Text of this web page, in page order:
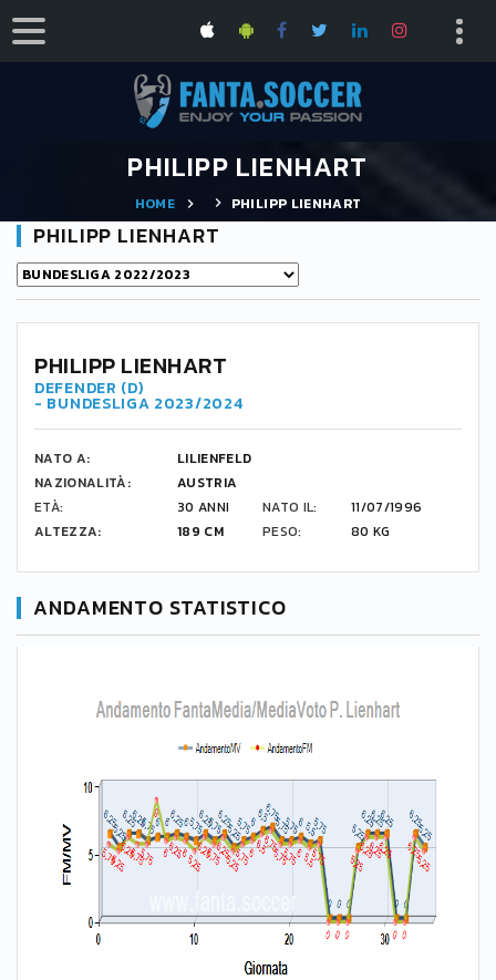
PHILIPP LIENHART
HOME PHILIPP LIENHART
PHILIPP LIENHART
3
PHILIPP LIENHART
DEFENDER (D)
- BUNDESLIGA 2023/2024
NATO A:
LILIENFELD
NAZIONALITÀ:
AUSTRIA
ETÀ:
30 ANNI NATO IL:
11/07/1996
ALTEZZA:
189 CM PESO: 80 KG
ANDAMENTO STATISTICO